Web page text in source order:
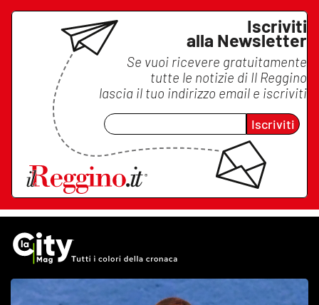
Iscriviti
alla Newsletter
Se vuoi ricevere gratuitamente
tutte le notizie di Il Reggino
lascia il tuo indirizzo email e iscriviti
Iscriviti